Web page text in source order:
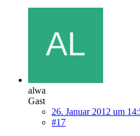
alwa
Gast
26. Januar 2012 um
#17